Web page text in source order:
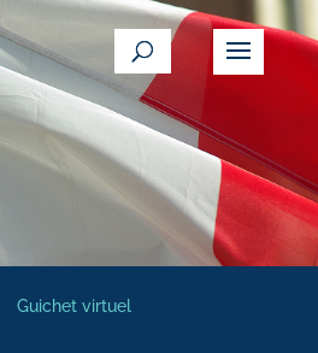
Guichet virtuel